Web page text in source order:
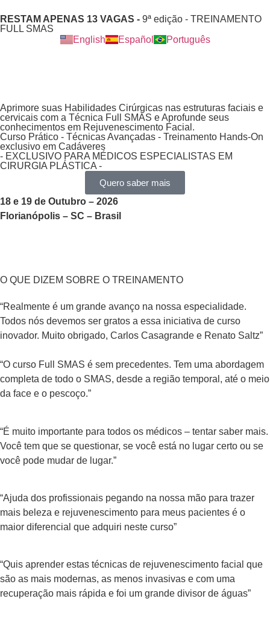
RESTAM APENAS 13 VAGAS - 9ª edição - TREINAMENTO
FULL SMAS
English
Español Português
Aprimore suas Habilidades Cirúrgicas nas estruturas faciais e
cervicais com a Técnica Full SMAS e Aprofunde seus
conhecimentos em Rejuvenescimento Facial.
Curso Prático - Técnicas Avançadas - Treinamento Hands-On
exclusivo em Cadáveres
- EXCLUSIVO PARA MÉDICOS ESPECIALISTAS EM
CIRURGIA PLÁSTICA -​
Quero saber mais
18 e 19 de Outubro – 2026
Florianópolis – SC – Brasil
O QUE DIZEM SOBRE O TREINAMENTO
“Realmente é um grande avanço na nossa especialidade.
Todos nós devemos ser gratos a essa iniciativa de curso
inovador. Muito obrigado, Carlos Casagrande e Renato Saltz”
“O curso Full SMAS é sem precedentes. Tem uma abordagem
completa de todo o SMAS, desde a região temporal, até o meio
da face e o pescoço.”
“É muito importante para todos os médicos – tentar saber mais.
Você tem que se questionar, se você está no lugar certo ou se
você pode mudar de lugar.”
“Ajuda dos profissionais pegando na nossa mão para trazer
mais beleza e rejuvenescimento para meus pacientes é o
maior diferencial que adquiri neste curso”
“Quis aprender estas técnicas de rejuvenescimento facial que
são as mais modernas, as menos invasivas e com uma
recuperação mais rápida e foi um grande divisor de águas”